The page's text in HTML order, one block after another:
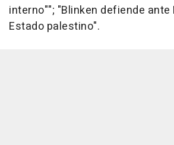
interno""; "Blinken defiende ante
Estado palestino".